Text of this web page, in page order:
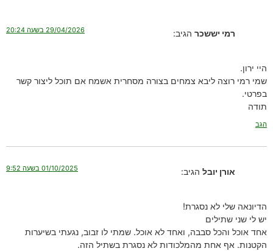
רמי יששכר הגיב: 29/04/2026 בשעה 20:24
היי ירון.
שמי רמי רוצה ליבא צמחים בצורה מסחרית אשמח אם תוכל ליצור קשר
בפרטי.
תודה
הגב
אורן יובל הגיב: 01/10/2025 בשעה 9:52
הדיונאה שלי לא נסגרת!
יש לי שני שתילים
אחד אוכל והכל סבבה, ואחד לא אוכל. שמתי לו זבוב, נגעתי בשיערות
הקטנות. אף אחת מהמלכודות לא נסגרת בשתיל הזה.